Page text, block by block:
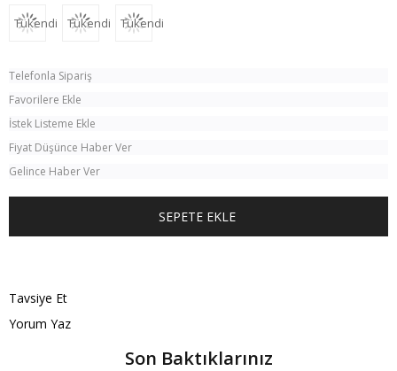
Tükendi Tükendi Tükendi
Telefonla Sipariş
Favorilere Ekle
İstek Listeme Ekle
Fiyat Düşünce Haber Ver
Gelince Haber Ver
Tavsiye Et
Yorum Yaz
Son Baktıklarınız